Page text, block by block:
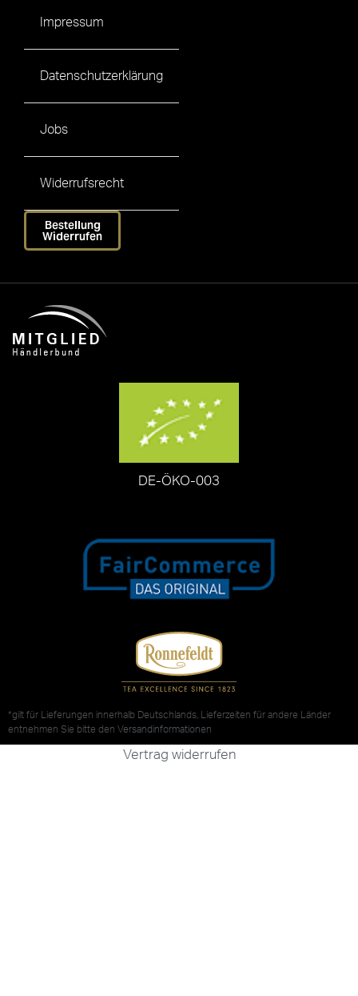
Impressum
Datenschutzerklärung
Jobs
Widerrufsrecht
Bestellung
Widerrufen
DE-ÖKO-003
*gilt für Lieferungen innerhalb Deutschlands, Lieferzeiten für andere Länder
entnehmen Sie bitte den Versandinformationen
Vertrag widerrufen